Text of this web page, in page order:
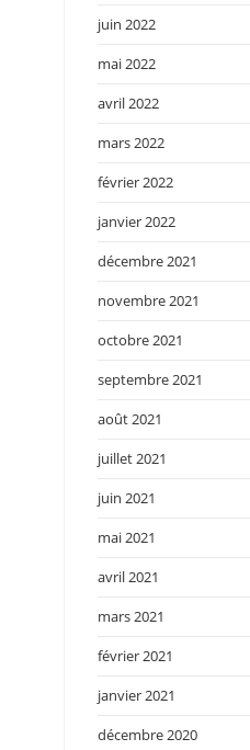
juin 2022
mai 2022
avril 2022
mars 2022
février 2022
janvier 2022
décembre 2021
novembre 2021
octobre 2021
septembre 2021
août 2021
juillet 2021
juin 2021
mai 2021
avril 2021
mars 2021
février 2021
janvier 2021
décembre 2020